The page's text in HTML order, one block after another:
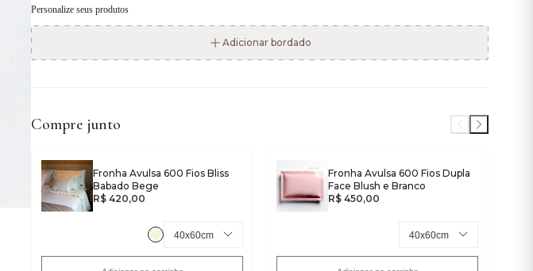
Personalize seus produtos
Adicionar bordado
Compre junto
Fronha Avulsa 600 Fios Bliss
Babado Bege
R$ 420,00
Fronha Avulsa 600 Fios Dupla
Face Blush e Branco
R$ 450,00